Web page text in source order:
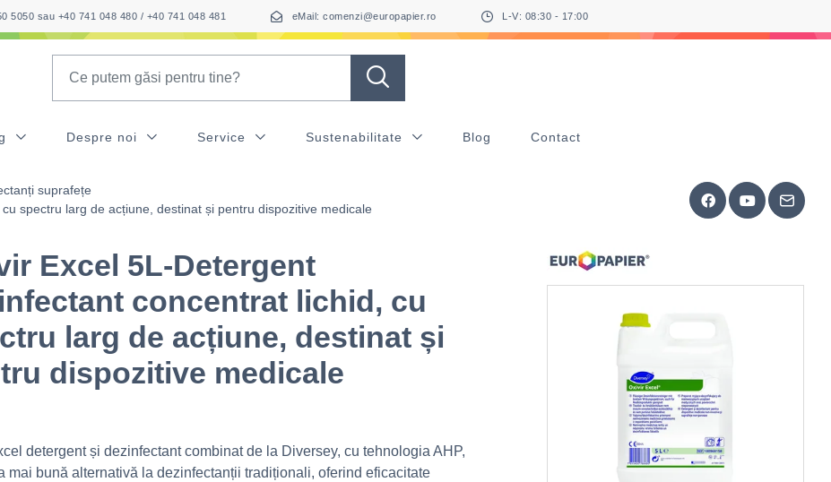
5050 sau +40 741 048 480 / +40 741 048 481 eMail: comenzi@europapier.ro L-V: 08:30 - 17:00
Despre noi Service Sustenabilitate Blog Contact
suprafețe
spectru larg de acțiune, destinat și pentru dispozitive medicale
Excel 5L-Detergent
concentrat lichid, cu
larg de acțiune, destinat și
dispozitive medicale
detergent și dezinfectant combinat de la Diversey, cu tehnologia AHP,
mai bună alternativă la dezinfectanții tradiționali, oferind eficacitate